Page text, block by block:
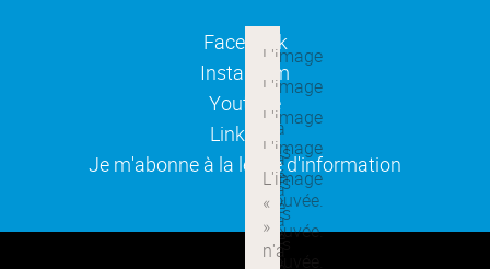
Facebook
(ouverture dans une
Instagram(ouverture dans une
Youtube(ouverture dans une
Linkedin
(ouverture dans une
Je m'abonne à la lettre d'information
(ouverture dans une